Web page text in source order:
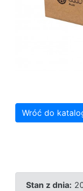
Wróć do
Stan z dnia: